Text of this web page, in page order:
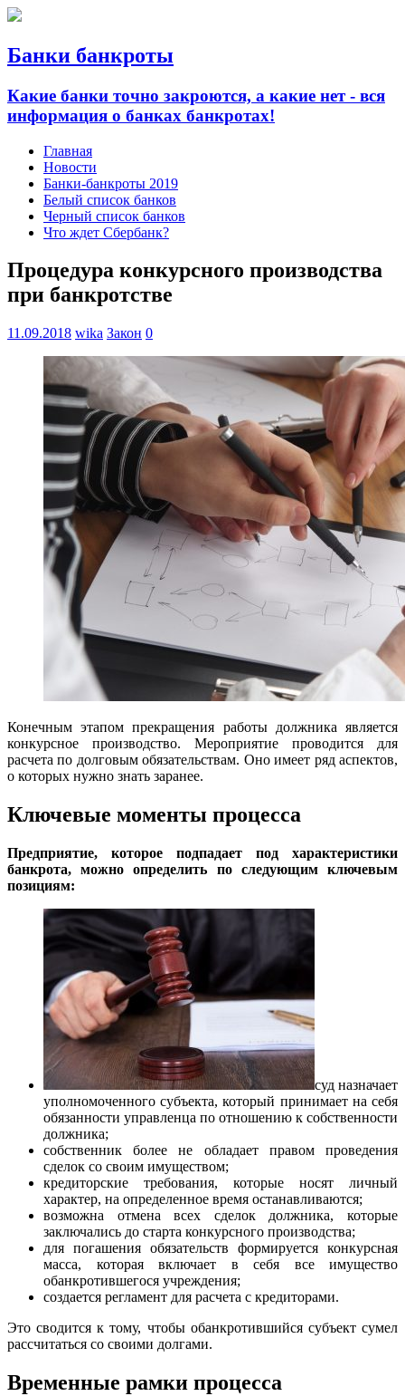
Банки банкроты
Какие банки точно закроются, а какие нет - вся
информация о банках банкротах!
Главная
Новости
Банки-банкроты 2019
Белый список банков
Черный список банков
Что ждет Сбербанк?
Процедура конкурсного производства
при банкротстве
11.09.2018 wika Закон 0
Конечным этапом прекращения работы должника является
конкурсное производство. Мероприятие проводится для
расчета по долговым обязательствам. Оно имеет ряд аспектов,
о которых нужно знать заранее.
Ключевые моменты процесса
Предприятие, которое подпадает под характеристики
банкрота, можно определить по следующим ключевым
позициям:
суд назначает
уполномоченного субъекта, который принимает на себя
обязанности управленца по отношению к собственности
должника;
собственник более не обладает правом проведения
сделок со своим имуществом;
кредиторские требования, которые носят личный
характер, на определенное время останавливаются;
возможна отмена всех сделок должника, которые
заключались до старта конкурсного производства;
для погашения обязательств формируется конкурсная
масса, которая включает в себя все имущество
обанкротившегося учреждения;
создается регламент для расчета с кредиторами.
Это сводится к тому, чтобы обанкротившийся субъект сумел
рассчитаться со своими долгами.
Временные рамки процесса